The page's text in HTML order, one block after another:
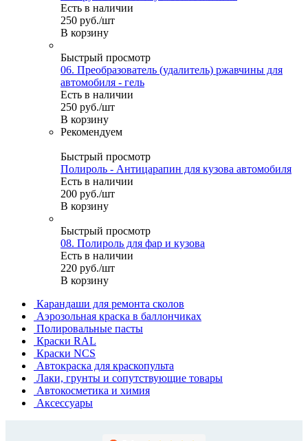
Есть в наличии
250 руб./шт
В корзину
Быстрый просмотр
06. Преобразователь (удалитель) ржавчины для
автомобиля - гель
Есть в наличии
250 руб./шт
В корзину
Рекомендуем
Быстрый просмотр
Полироль - Антицарапин для кузова автомобиля
Есть в наличии
200 руб./шт
В корзину
Быстрый просмотр
08. Полироль для фар и кузова
Есть в наличии
220 руб./шт
В корзину
Карандаши для ремонта сколов
Аэрозольная краска в баллончиках
Полировальные пасты
Краски RAL
Краски NCS
Автокраска для краскопульта
Лаки, грунты и сопутствующие товары
Автокосметика и химия
Аксессуары